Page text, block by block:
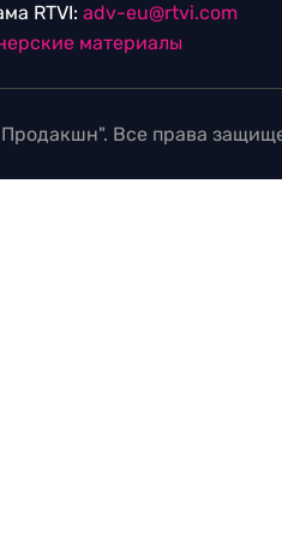
RTVI: adv-eu@rtvi.com
материалы
Все права